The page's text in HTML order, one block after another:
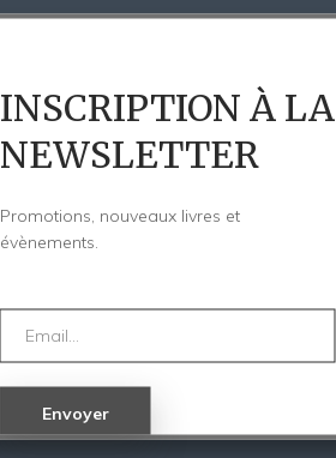
INSCRIPTION À LA
NEWSLETTER
Promotions, nouveaux livres et
évènements.